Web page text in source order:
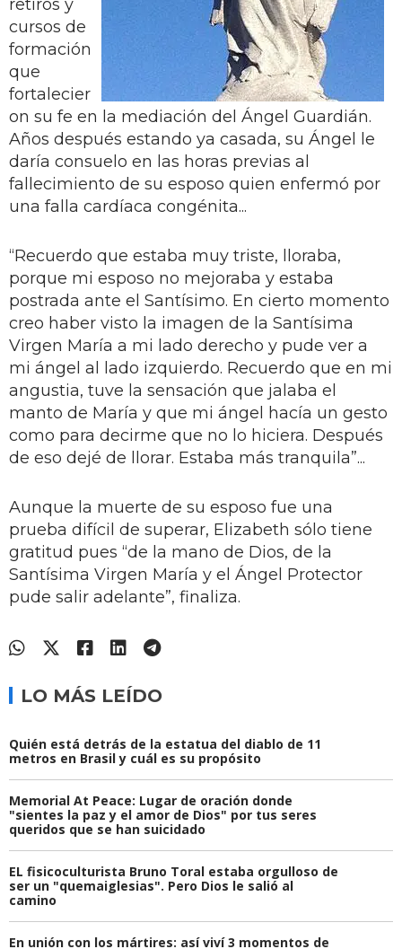
retiros y
cursos de
formación
que
fortalecier
on su fe en la mediación del Ángel Guardián.
Años después estando ya casada, su Ángel le
daría consuelo en las horas previas al
fallecimiento de su esposo quien enfermó por
una falla cardíaca congénita...
“Recuerdo que estaba muy triste, lloraba,
porque mi esposo no mejoraba y estaba
postrada ante el Santísimo. En cierto momento
creo haber visto la imagen de la Santísima
Virgen María a mi lado derecho y pude ver a
mi ángel al lado izquierdo. Recuerdo que en mi
angustia, tuve la sensación que jalaba el
manto de María y que mi ángel hacía un gesto
como para decirme que no lo hiciera. Después
de eso dejé de llorar. Estaba más tranquila”...
Aunque la muerte de su esposo fue una
prueba difícil de superar, Elizabeth sólo tiene
gratitud pues “de la mano de Dios, de la
Santísima Virgen María y el Ángel Protector
pude salir adelante”, finaliza.
LO MÁS LEÍDO
Quién está detrás de la estatua del diablo de 11
metros en Brasil y cuál es su propósito
Memorial At Peace: Lugar de oración donde
"sientes la paz y el amor de Dios" por tus seres
queridos que se han suicidado
EL fisicoculturista Bruno Toral estaba orgulloso de
ser un "quemaiglesias". Pero Dios le salió al
camino
En unión con los mártires: así viví 3 momentos de